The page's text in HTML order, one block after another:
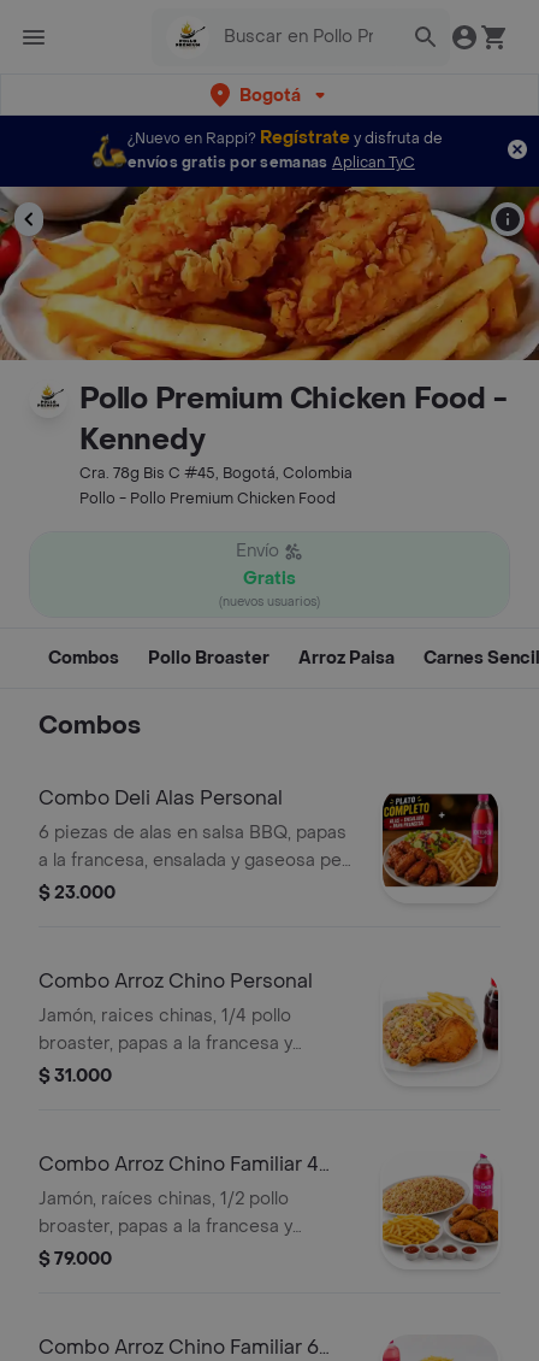
Bogotá
¿Nuevo en Rappi? Regístratey disfruta de
envíos gratis por semanas Aplican TyC
Pollo Premium Chicken Food -
Kennedy
Cra. 78g Bis C #45, Bogotá, Colombia
Pollo - Pollo Premium Chicken Food
Envío
Gratis
(nuevos usuarios)
Combos Pollo Broaster Arroz Paisa Carnes
Combos
Combo Deli Alas Personal
6 piezas de alas en salsa BBQ, papas
a la francesa, ensalada y gaseosa pet
250 ml a elección.
$ 23.000
Combo Arroz Chino Personal
Jamón, raices chinas, 1/4 pollo
broaster, papas a la francesa y
gaseosa 250
$ 31.000
Combo Arroz Chino Familiar 4
Personas
Jamón, raíces chinas, 1/2 pollo
broaster, papas a la francesa y
gaseosa Postobón Econo litro.
$ 79.000
Combo Arroz Chino Familiar 6